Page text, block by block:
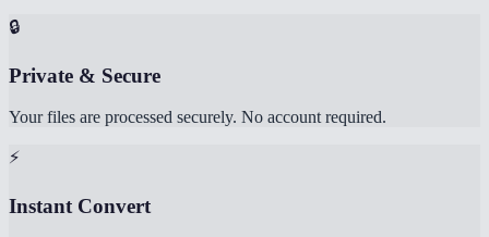
🔒
Private & Secure
Your files are processed securely. No account required.
⚡
Instant Convert